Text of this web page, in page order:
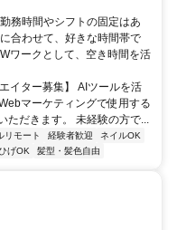
務時間やシフトの固定はあ
合わせて、好きな時間帯で
ワークとして、空き時間を活
イター募集】 AIツールを活
マーケティングで使用する
ただきます。 未経験の方で...
リモート 経験者歓迎
ネイルOK
げOK 髪型・髪色自由